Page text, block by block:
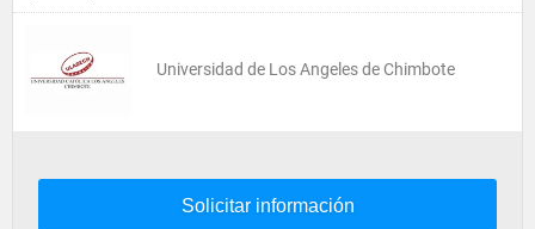
Universidad de Los Angeles de Chimbote
Solicitar información